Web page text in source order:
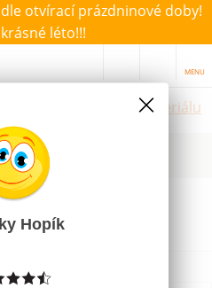
otvírací prázdninové doby!
léto!!!
MENU
Hračky dle materiálu
ceny, výrobce
Hopík